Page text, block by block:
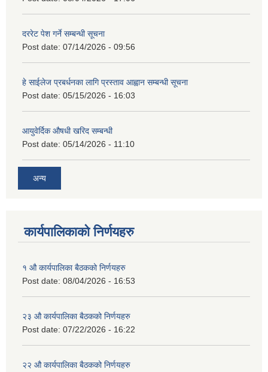
दररेट पेश गर्ने सम्बन्धी सूचना
Post date: 07/14/2026 - 09:56
हे साईलेज प्रबर्धनका लागि प्रस्ताव आह्वान सम्बन्धी सूचना
Post date: 05/15/2026 - 16:03
आयुवेर्दिक औषधी खरिद सम्बन्धी
Post date: 05/14/2026 - 11:10
अन्य
कार्यपालिकाको निर्णयहरु
१ औ कार्यपालिका बैठकको निर्णयहरु
Post date: 08/04/2026 - 16:53
२३ औ कार्यपालिका बैठकको निर्णयहरु
Post date: 07/22/2026 - 16:22
२२ औ कार्यपालिका बैठकको निर्णयहरु